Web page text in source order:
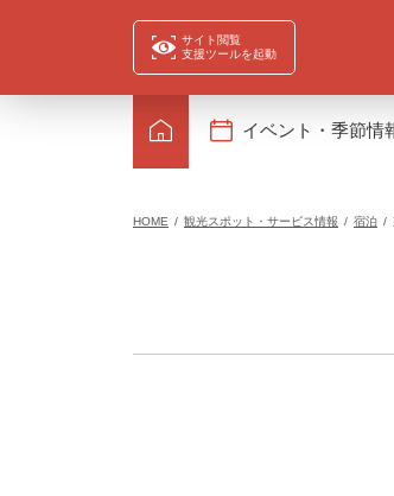
サイト閲覧
支援ツールを起動
イベント・季節情
HOME 観光スポット・サービス情報 宿泊